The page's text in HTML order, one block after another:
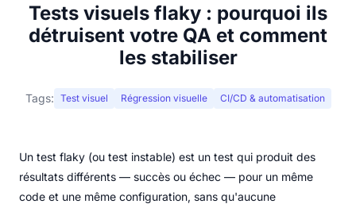
Tests visuels flaky : pourquoi ils
détruisent votre QA et comment
les stabiliser
Tags: Test visuel Régression visuelle CI/CD & automatisation
Un test flaky (ou test instable) est un test qui produit des
résultats différents — succès ou échec — pour un même
code et une même configuration, sans qu'aucune